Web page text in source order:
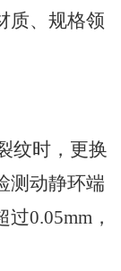
质、规格领
纹时，更换
测动静环端
0.05mm，